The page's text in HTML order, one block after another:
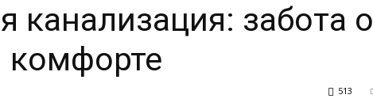
канализация: забота о
комфорте
513